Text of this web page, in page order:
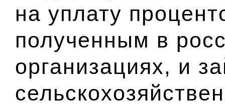
на уплату
полученным в
организациях, и